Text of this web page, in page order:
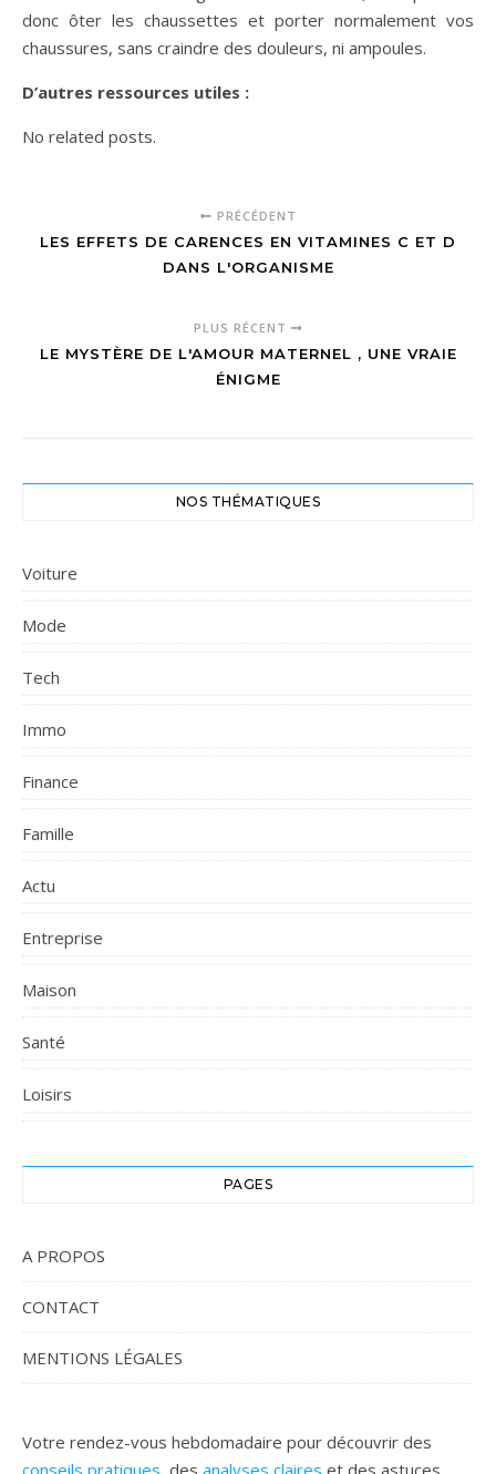
donc ôter les chaussettes et porter normalement vos
chaussures, sans craindre des douleurs, ni ampoules.
D’autres ressources utiles :
No related posts.
PRÉCÉDENT
LES EFFETS DE CARENCES EN VITAMINES C ET D
DANS L'ORGANISME
PLUS RÉCENT
LE MYSTÈRE DE L'AMOUR MATERNEL , UNE VRAIE
ÉNIGME
NOS THÉMATIQUES
Voiture
Mode
Tech
Immo
Finance
Famille
Actu
Entreprise
Maison
Santé
Loisirs
PAGES
A PROPOS
CONTACT
MENTIONS LÉGALES
Votre rendez-vous hebdomadaire pour découvrir des
conseils pratiques , des analyses claires et des astuces